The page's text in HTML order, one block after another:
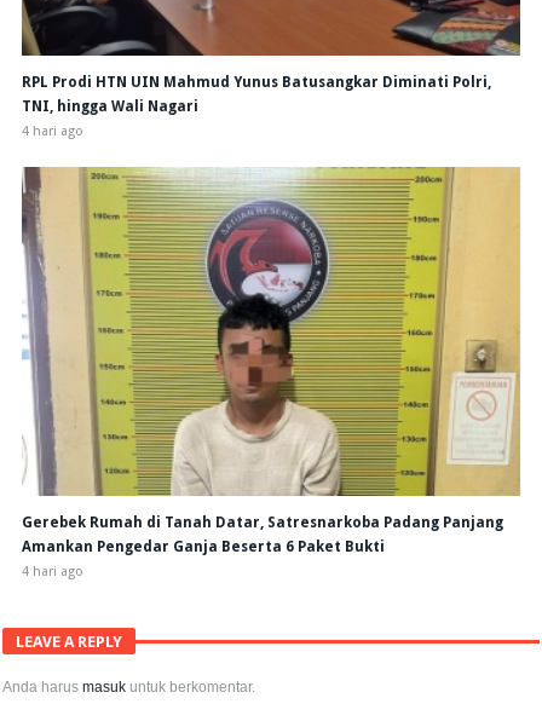
RPL Prodi HTN UIN Mahmud Yunus Batusangkar Diminati Polri,
TNI, hingga Wali Nagari
4 hari ago
Gerebek Rumah di Tanah Datar, Satresnarkoba Padang Panjang
Amankan Pengedar Ganja Beserta 6 Paket Bukti
4 hari ago
LEAVE A REPLY
Anda harusmasuk untuk berkomentar.